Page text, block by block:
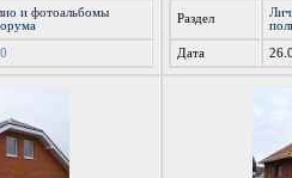
и фотоальбомы
Раздел
Дата